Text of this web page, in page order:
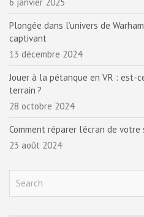
Plongée dans l’univers de
captivant
13 décembre 2024
Jouer à la pétanque en VR : est-
terrain ?
28 octobre 2024
Comment réparer l’écran de
23 août 2024